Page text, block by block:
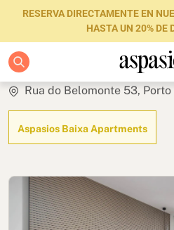
RESERVA DIRECTAMENTE EN
HASTA UN 20% DE
Boutique
Luxury
Sobre
Blog
Studio Plus
Rua do Belomonte 53, Porto
Aspasios Baixa Apartments